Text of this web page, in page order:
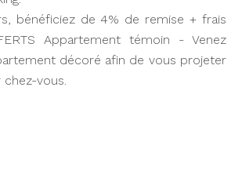
bénéficiez de 4% de remise + frais
Appartement témoin - Venez
décoré afin de vous projeter
vous.